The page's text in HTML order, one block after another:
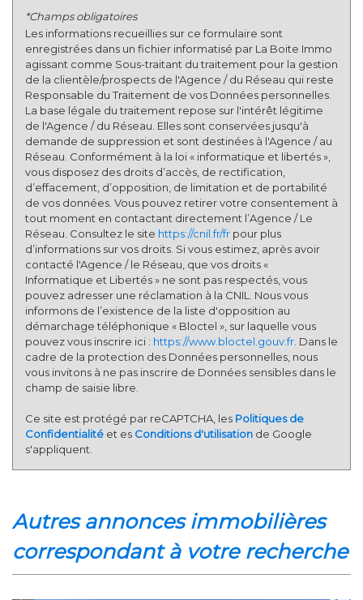
Habitants de moins de 25 ans
Habitants de 25 à 55 ans
Habitants de plus de 55 ans
40,53 %
Nombre d'enfants par famille
0,70
Familles sans enfant
59,78 %
Familles avec 1 ou 2 enfants
13,78 %
Maisons
Appartements
55,51 %
Familles avec 3 enfants
5,11 %
*Champs obligatoires
Les informations recueillies sur ce formulaire sont
enregistrées dans un fichier informatisé par La Boite Immo
agissant comme Sous-traitant du traitement pour la gestion
de la clientèle/prospects de l'Agence / du Réseau qui reste
Responsable du Traitement de vos Données personnelles.
La base légale du traitement repose sur l'intérêt légitime
de l'Agence / du Réseau. Elles sont conservées jusqu'à
demande de suppression et sont destinées à l'Agence / au
Réseau. Conformément à la loi « informatique et libertés »,
vous disposez des droits d’accès, de rectification,
d’effacement, d’opposition, de limitation et de portabilité
de vos données. Vous pouvez retirer votre consentement à
tout moment en contactant directement l’Agence / Le
Réseau. Consultez le site https://cnil.fr/fr pour plus
d’informations sur vos droits. Si vous estimez, après avoir
contacté l'Agence / le Réseau, que vos droits «
Informatique et Libertés » ne sont pas respectés, vous
pouvez adresser une réclamation à la CNIL. Nous vous
informons de l’existence de la liste d'opposition au
démarchage téléphonique « Bloctel », sur laquelle vous
pouvez vous inscrire ici : https://www.bloctel.gouv.fr. Dans le
cadre de la protection des Données personnelles, nous
vous invitons à ne pas inscrire de Données sensibles dans le
champ de saisie libre.
Ce site est protégé par reCAPTCHA, les Politiques de
Confidentialité et es Conditions d'utilisation de Google
s'appliquent.
autres annonces immobilières
correspondant à votre recherche